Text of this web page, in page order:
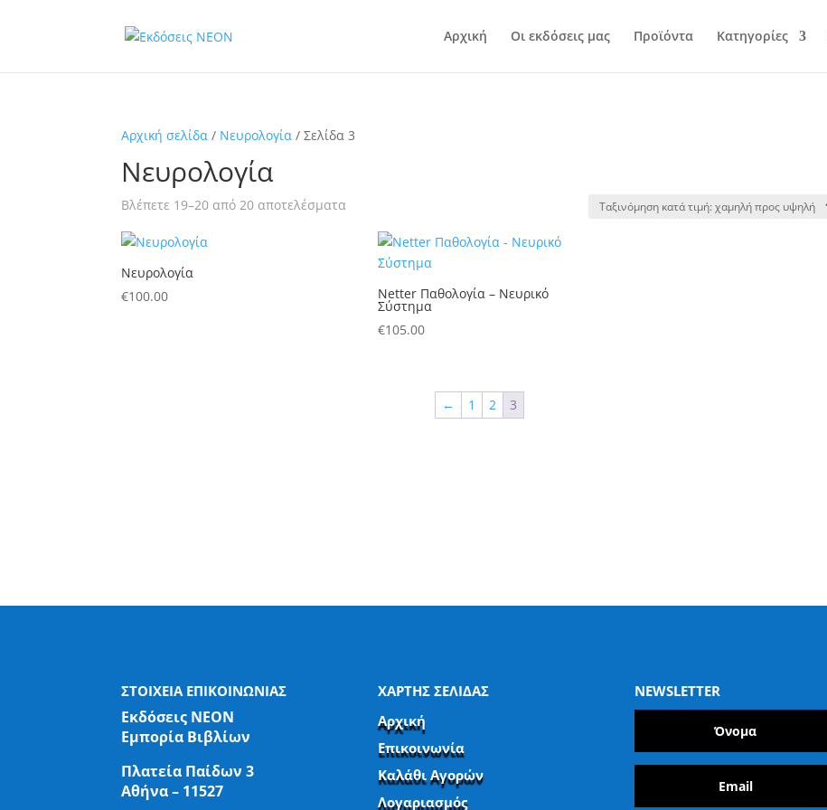
Αρχική Οι εκδόσεις μας Προϊόντα Κατηγορίες
Αρχική σελίδα / Νευρολογία / Σελίδα 3
Νευρολογία
Βλέπετε 19–20 από 20 αποτελέσματα
price:
Νευρολογία
€100.00 Netter Παθολογία – Νευρικό
Σύστημα
€105.00
← 1 2 3
ΣΤΟΙΧΕΙΑ ΕΠΙΚΟΙΝΩΝΙΑΣ
Εκδόσεις ΝΕΟΝ
Εμπορία Βιβλίων
Πλατεία Παίδων 3
Αθήνα – 11527
ΧΑΡΤΗΣ ΣΕΛΙΔΑΣ
Αρχική
Επικοινωνία
Καλάθι Αγορών
Λογαριασμός
NEWSLETTER